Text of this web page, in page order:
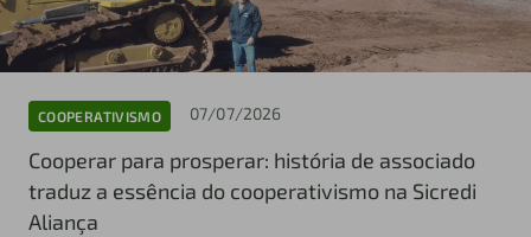
COOPERATIVISMO 07/07/2026
Cooperar para prosperar: história de associado
traduz a essência do cooperativismo na Sicredi
Aliança